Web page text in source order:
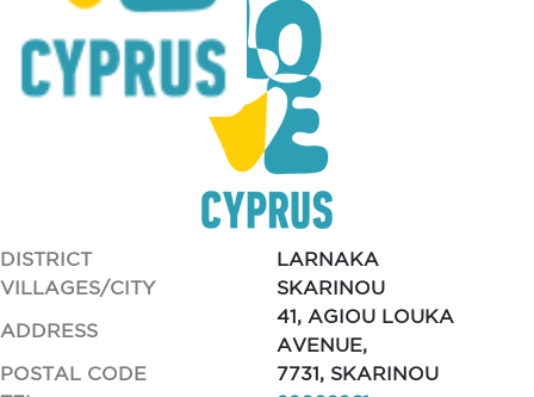
DISTRICT
LARNAKA
VILLAGES/CITY
SKARINOU
ADDRESS
41, AGIOU LOUKA
AVENUE,
POSTAL CODE
7731, SKARINOU